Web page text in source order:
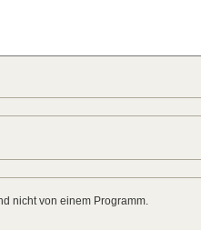
nicht von einem Programm.